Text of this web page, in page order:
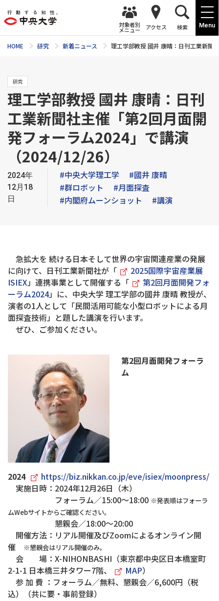
Menu
対象者別
メニュー アクセス 検索
HOME 研究 新着ニュース 理工学部教授 國井 康晴：日刊工業新
研究
理工学部教授 國井 康晴：日刊
工業新聞社主催「第2回月面開
発フォーラム2024」で講演
（2024/12/26）
2024年
12月18
日
#中央大学理工学
#國井 康晴
#群ロボット
#月面探査
#内閣府ムーンショット
#講演
急拡大を 続ける日本そして世界の宇宙関連産業の発展
に向けて、日刊工業新聞社が「
2025国際宇宙産業展
ISIEX」連携事業として開催する「
第2回月面開発フォ
ーラム2024」に、中央大学 理工学部の國井 康晴 教授が、
演者の1人として「民間活用可能な小型ロボットによる月
面探査技術」と題した講演を行います。
ぜひ、ご参加ください。
第2回月面開発フォーラ
ム
2024
https://biz.nikkan.co.jp/eve/isiex/moonpress/
実施日時：2024年12月26日（木）
フォーラム／15:00～18:00 ※発表順はフォーラ
ムWebサイトからご確認ください。
懇親会／18:00～20:00
開催方法：リアル開催及びZoomによるオンライン開
催
※懇親会はリアル開催のみ。
会 場：X-NIHONBASHI（東京都中央区日本橋室町
2-1-1 日本橋三井タワー7階、
MAP）
参 加 費 ：フォーラム／無料、懇親会／6,600円（税
込）（共に要・事前登録）